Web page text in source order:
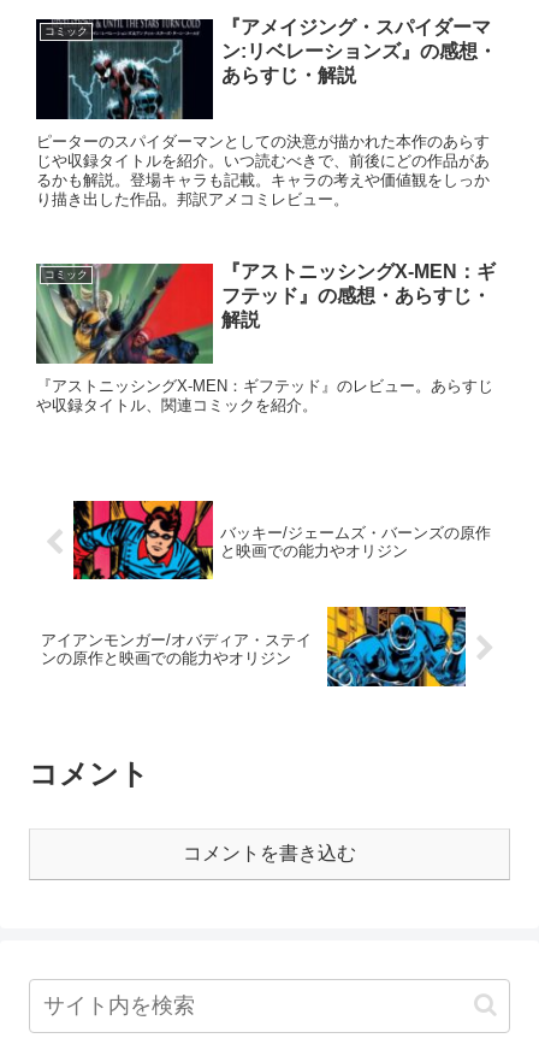
コミック
『アメイジング・スパイダーマ
ン:リベレーションズ』の感想・
あらすじ・解説
ピーターのスパイダーマンとしての決意が描かれた本作のあらす
じや収録タイトルを紹介。いつ読むべきで、前後にどの作品があ
るかも解説。登場キャラも記載。キャラの考えや価値観をしっか
り描き出した作品。邦訳アメコミレビュー。
コミック
『アストニッシングX-MEN：ギ
フテッド』の感想・あらすじ・
解説
『アストニッシングX-MEN：ギフテッド』のレビュー。あらすじ
や収録タイトル、関連コミックを紹介。
バッキー/ジェームズ・バーンズの原作
と映画での能力やオリジン
アイアンモンガー/オバディア・ステイ
ンの原作と映画での能力やオリジン
コメント
コメントを書き込む